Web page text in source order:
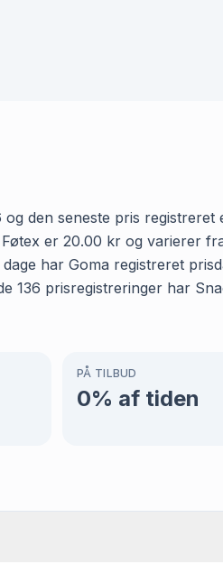
den seneste pris registreret
er 20.00 kr og varierer
har Goma registreret
136 prisregistreringer har
PÅ TILBUD
0% af tiden